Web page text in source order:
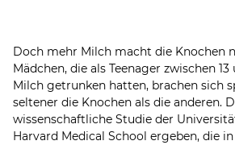
Doch mehr Milch macht die Knochen
Mädchen, die als Teenager zwischen 13
Milch getrunken hatten, brachen sich
seltener die Knochen als die anderen.
wissenschaftliche Studie der
Harvard Medical School ergeben, die